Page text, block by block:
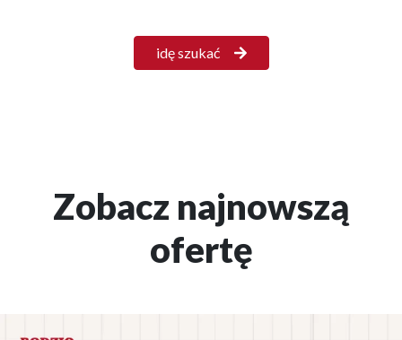
idę szukać
Zobacz najnowszą
ofertę